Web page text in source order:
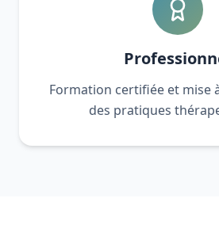
Formation certifiée et mise
des pratiques